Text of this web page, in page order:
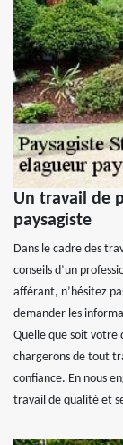
Un travail de
paysagiste
Dans le cadre des
conseils d’un
afférant, n’hésitez
demander les
Quelle que soit votre
chargerons de tout
confiance. En nous
travail de qualité et